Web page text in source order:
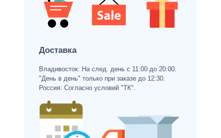
Доставка
Владивосток: На след. день с 11:00 до 20:00.
"День в день" только при заказе до 12:30.
Россия: Согласно условий "ТК".